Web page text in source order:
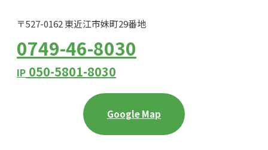
〒527-0162 東近江市妹町29番地
0749-46-8030
IP 050-5801-8030
Google Map